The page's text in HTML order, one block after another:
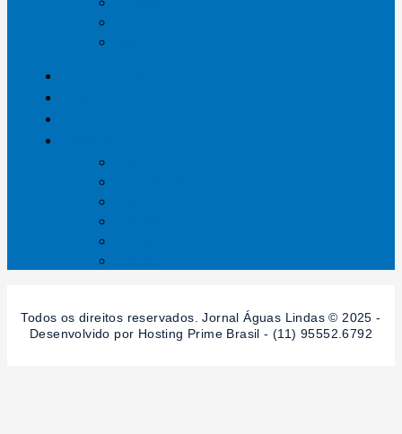
Todos os direitos reservados. Jornal Águas Lindas © 2025 -
Desenvolvido por Hosting Prime Brasil - (11) 95552.6792